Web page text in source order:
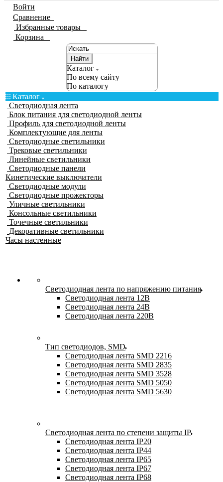
Войти
Сравнение
Избранные товары
Корзина
Найти
Каталог
По всему сайту
По каталогу
Каталог
Светодиодная лента
Блок питания для светодиодной ленты
Профиль для светодиодной ленты
Комплектующие для ленты
Светодиодные светильники
Трековые светильники
Линейные светильники
Светодиодные панели
Кинетические выключатели
Светодиодные модули
Светодиодные прожекторы
Уличные светильники
Консольные светильники
Точечные светильники
Декоративные светильники
Часы настенные
Светодиодная лента по напряжению питания
Светодиодная лента 12В
Светодиодная лента 24В
Светодиодная лента 220В
Тип светодиодов, SMD
Cветодиодная лента SMD 2216
Светодиодная лента SMD 2835
Светодиодная лента SMD 3528
Светодиодная лента SMD 5050
Светодиодная лента SMD 5630
Светодиодная лента по степени защиты IP
Светодиодная лента IP20
Светодиодная лента IP44
Светодиодная лента IP65
Светодиодная лента IP67
Светодиодная лента IP68